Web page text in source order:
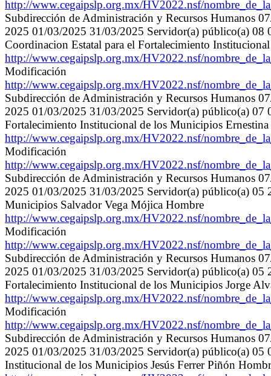
http://www.cegaipslp.org.mx/HV2022.nsf/
Subdirección de Administración y Recursos Humanos
2025 01/03/2025 31/03/2025 Servidor(a) público(a) 08
Coordinacion Estatal para el Fortalecimiento
http://www.cegaipslp.org.mx/HV2022.nsf/
Modificación
http://www.cegaipslp.org.mx/HV2022.nsf/
Subdirección de Administración y Recursos Humanos
2025 01/03/2025 31/03/2025 Servidor(a) público(a)
Fortalecimiento Institucional de los Municipios
http://www.cegaipslp.org.mx/HV2022.nsf/
Modificación
http://www.cegaipslp.org.mx/HV2022.nsf/
Subdirección de Administración y Recursos Humanos
2025 01/03/2025 31/03/2025 Servidor(a) público(a) 05
Municipios Salvador Vega Mójica Hombre
http://www.cegaipslp.org.mx/HV2022.nsf/
Modificación
http://www.cegaipslp.org.mx/HV2022.nsf/
Subdirección de Administración y Recursos Humanos
2025 01/03/2025 31/03/2025 Servidor(a) público(a)
Fortalecimiento Institucional de los Municipios Jorge
http://www.cegaipslp.org.mx/HV2022.nsf/
Modificación
http://www.cegaipslp.org.mx/HV2022.nsf/
Subdirección de Administración y Recursos Humanos
2025 01/03/2025 31/03/2025 Servidor(a) público(a) 05
Institucional de los Municipios Jesús Ferrer Piñón